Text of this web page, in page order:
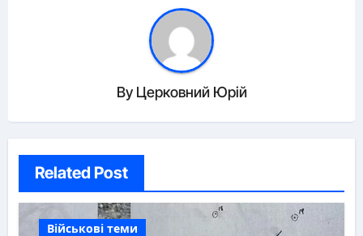
By Церковний Юрій
Related Post
Військові теми